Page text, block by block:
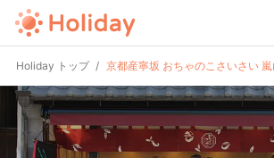
Holiday トップ 京都産寧坂 おちゃのこさいさい